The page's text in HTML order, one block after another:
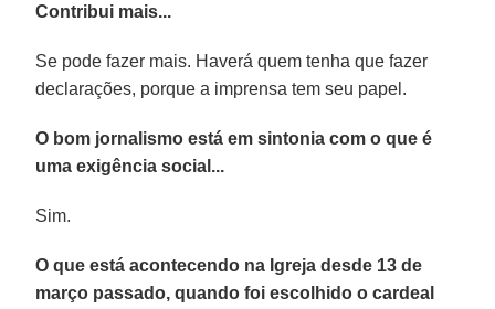
Contribui mais...
Se pode fazer mais. Haverá quem tenha que fazer
declarações, porque a imprensa tem seu papel.
O bom jornalismo está em sintonia com o que é
uma exigência social...
Sim.
O que está acontecendo na Igreja desde 13 de
março passado, quando foi escolhido o cardeal